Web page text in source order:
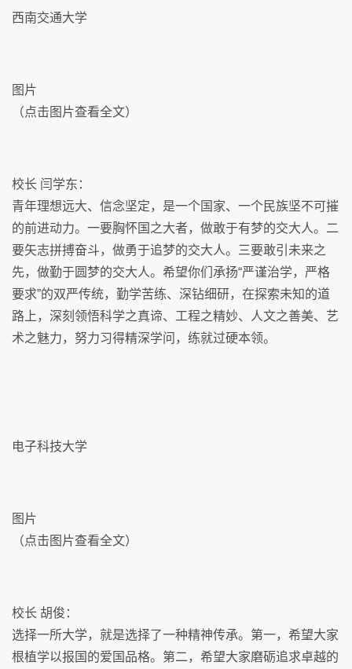
西南交通大学
图片
（点击图片查看全文）
校长 闫学东：
青年理想远大、信念坚定，是一个国家、一个民族坚不可摧
的前进动力。一要胸怀国之大者，做敢于有梦的交大人。二
要矢志拼搏奋斗，做勇于追梦的交大人。三要敢引未来之
先，做勤于圆梦的交大人。希望你们承扬“严谨治学，严格
要求”的双严传统，勤学苦练、深钻细研，在探索未知的道
路上，深刻领悟科学之真谛、工程之精妙、人文之善美、艺
术之魅力，努力习得精深学问，练就过硬本领。
电子科技大学
图片
（点击图片查看全文）
校长 胡俊：
选择一所大学，就是选择了一种精神传承。第一，希望大家
根植学以报国的爱国品格。第二，希望大家磨砺追求卓越的